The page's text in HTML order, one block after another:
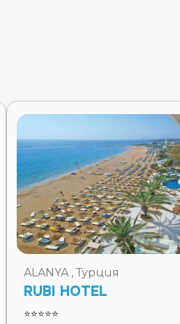
ALANYA , Турция
RUBI HOTEL
⭐⭐⭐⭐⭐